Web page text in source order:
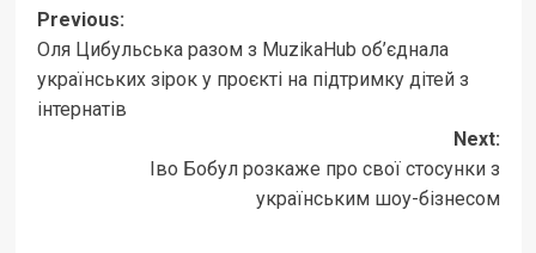
Post
navigation
Previous:
Оля Цибульська разом з MuzikaHub об’єднала
українських зірок у проєкті на підтримку дітей з
інтернатів
Next:
Іво Бобул розкаже про свої стосунки з
українським шоу-бізнесом